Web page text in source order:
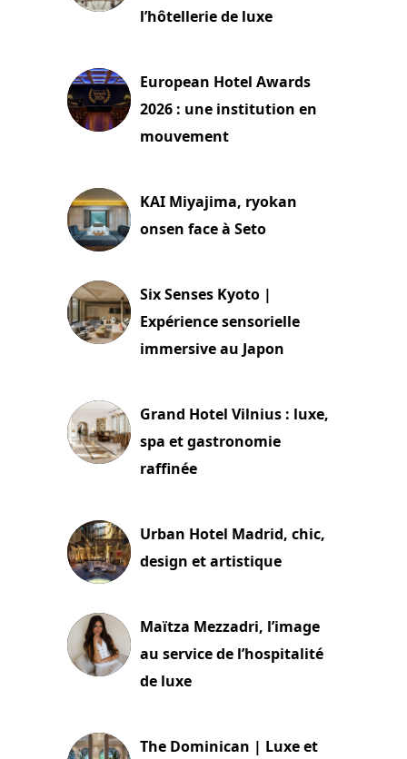
l’hôtellerie de luxe
European Hotel Awards
2026 : une institution en
mouvement
KAI Miyajima, ryokan
onsen face à Seto
Six Senses Kyoto |
Expérience sensorielle
immersive au Japon
Grand Hotel Vilnius : luxe,
spa et gastronomie
raffinée
Urban Hotel Madrid, chic,
design et artistique
Maïtza Mezzadri, l’image
au service de l’hospitalité
de luxe
The Dominican | Luxe et